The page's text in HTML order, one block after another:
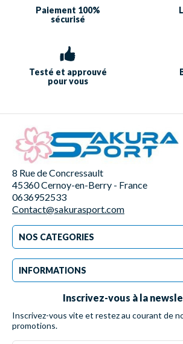
Paiement 100%
sécurisé
Testé et approuvé
pour vous
8 Rue de Concressault
45360 Cernoy-en-Berry - France
0636952533
Contact@sakurasport.com
NOS CATEGORIES
INFORMATIONS
Inscrivez-vous à la
Inscrivez-vous vite et restez au courant de
promotions.